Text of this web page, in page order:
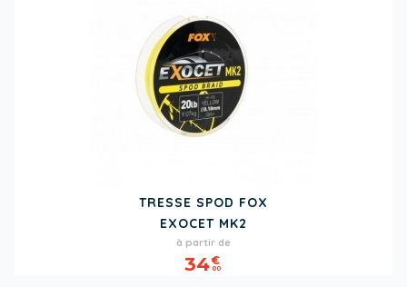
TRESSE SPOD FOX
EXOCET MK2
Prix
à partir de
34€
00